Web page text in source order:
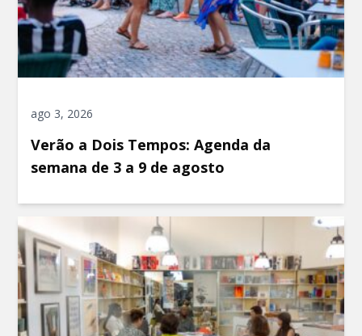
ago 3, 2026
Verão a Dois Tempos: Agenda da
semana de 3 a 9 de agosto